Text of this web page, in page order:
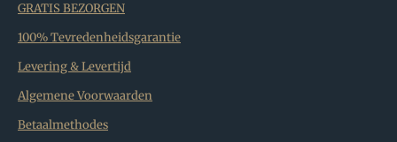
GRATIS BEZORGEN
100% Tevredenheidsgarantie
Levering & Levertijd
Algemene Voorwaarden
Betaalmethodes